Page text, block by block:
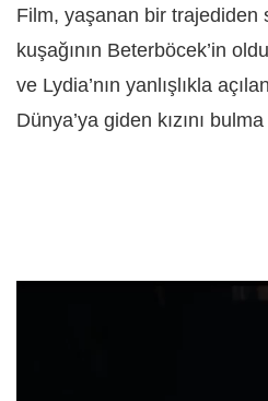
Film, yaşanan bir trajediden
kuşağının Beterböcek’in
ve Lydia’nın yanlışlıkla
Dünya’ya giden kızını